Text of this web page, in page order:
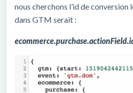
nous cherchons l’id de conversion
dans GTM serait :